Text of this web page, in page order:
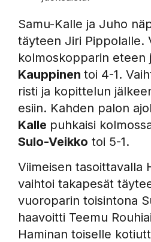
Samu-Kalle ja Juho
täyteen Jiri Pippolalle.
kolmoskopparin eteen
Kauppinen toi 4-1.
risti ja kopittelun
esiin. Kahden palon
Kalle puhkaisi
Sulo-Veikko toi 5-1.
Viimeisen tasoittavalla
vaihtoi takapesät
vuoroparin toisintona
haavoitti Teemu
Haminan toiselle